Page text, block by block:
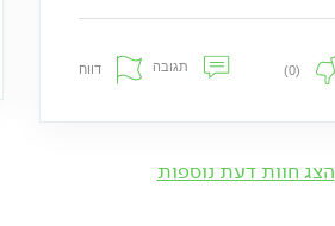
(0) תגובה דווח
הצג חוות דעת נוספות